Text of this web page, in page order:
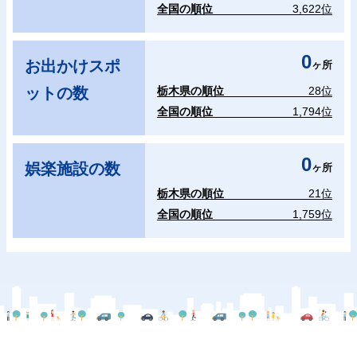
全国の順位
3,622位
お出かけスポ
ットの数
0ヶ所
栃木県の順位
28位
全国の順位
1,794位
娯楽施設の数 0ヶ所
栃木県の順位
21位
全国の順位
1,759位